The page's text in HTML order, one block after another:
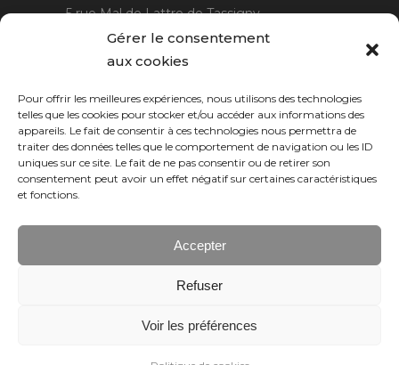
Gérer le consentement
aux cookies
Pour offrir les meilleures expériences, nous utilisons des technologies
telles que les cookies pour stocker et/ou accéder aux informations des
appareils. Le fait de consentir à ces technologies nous permettra de
traiter des données telles que le comportement de navigation ou les ID
uniques sur ce site. Le fait de ne pas consentir ou de retirer son
consentement peut avoir un effet négatif sur certaines caractéristiques
et fonctions.
Accepter
Refuser
Voir les préférences
5 rue Mal de Lattre de Tassigny
21220 Gevrey Chambertin
06 15 15 80 29
Horaires :sur rendez-vous.